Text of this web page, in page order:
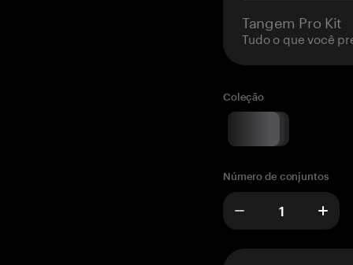
Tangem Pro Kit
Tudo o que você
Coleção
Número de conjuntos